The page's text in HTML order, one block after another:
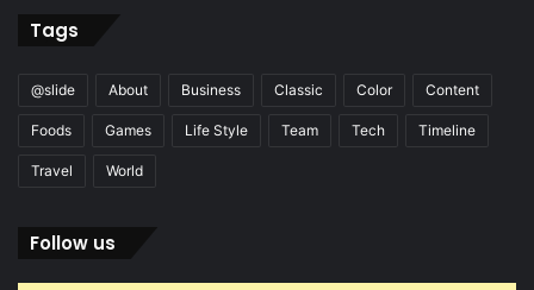
Tags
@slide About Business Classic Color Content
Foods Games Life Style Team Tech Timeline
Travel World
Follow us